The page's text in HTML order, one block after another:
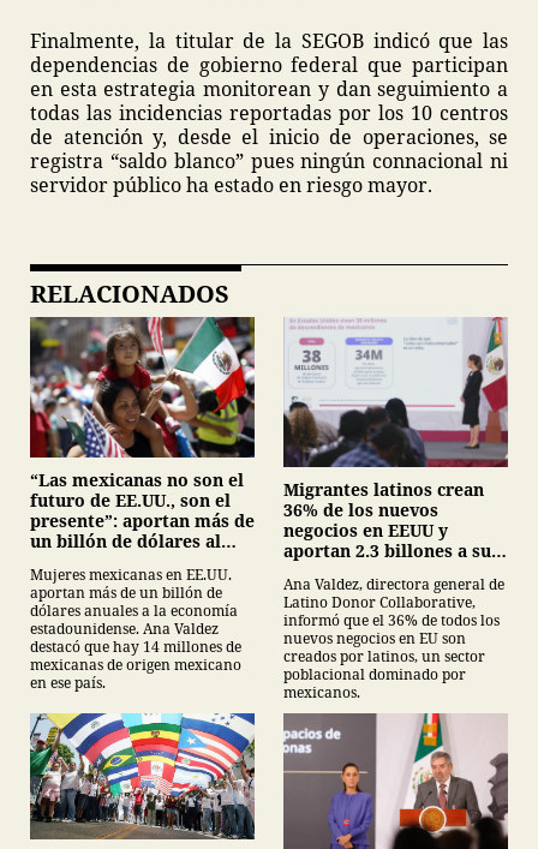
Finalmente, la titular de la SEGOB indicó que las
dependencias de gobierno federal que participan
en esta estrategia monitorean y dan seguimiento a
todas las incidencias reportadas por los 10 centros
de atención y, desde el inicio de operaciones, se
registra “saldo blanco” pues ningún connacional ni
servidor público ha estado en riesgo mayor.
RELACIONADOS
“Las mexicanas no son el
futuro de EE.UU., son el
presente”: aportan más de
un billón de dólares al
Mujeres mexicanas en EE.UU.
aportan más de un billón de
dólares anuales a la economía
estadounidense. Ana Valdez
destacó que hay 14 millones de
mexicanas de origen mexicano
en ese país.
Migrantes latinos crean
36% de los nuevos
negocios en EEUU y
aportan 2.3 billones a su
Ana Valdez, directora general de
Latino Donor Collaborative,
informó que el 36% de todos los
nuevos negocios en EU son
creados por latinos, un sector
poblacional dominado por
mexicanos.